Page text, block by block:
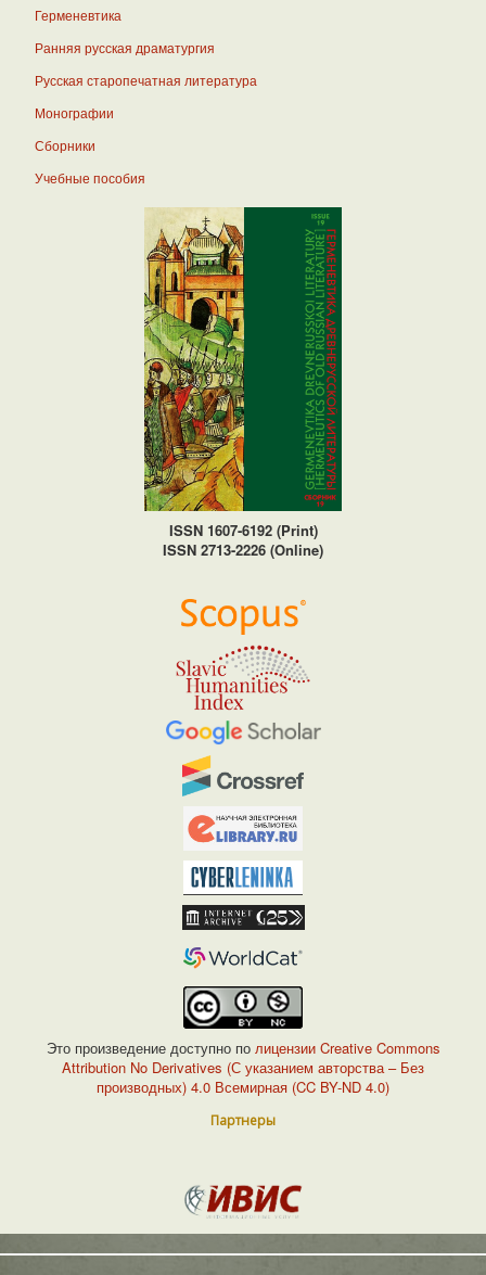
Герменевтика
Ранняя русская драматургия
Русская старопечатная литература
Монографии
Сборники
Учебные пособия
ISSN 1607-6192 (Print)
ISSN 2713-2226 (Online)
Это произведение доступно по лицензии Creative Commons
Attribution No Derivatives (С указанием авторства – Без
производных) 4.0 Всемирная (CC BY-ND 4.0)
Партнеры